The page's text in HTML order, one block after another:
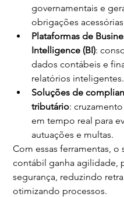
governamentais e
obrigações
Plataformas de
Intelligence (BI):
dados contábeis e
relatórios inteligentes.
Soluções de
tributário:
em tempo real para
autuações e multas.
Com essas ferramentas, o
contábil ganha agilidade,
segurança, reduzindo
otimizando processos.